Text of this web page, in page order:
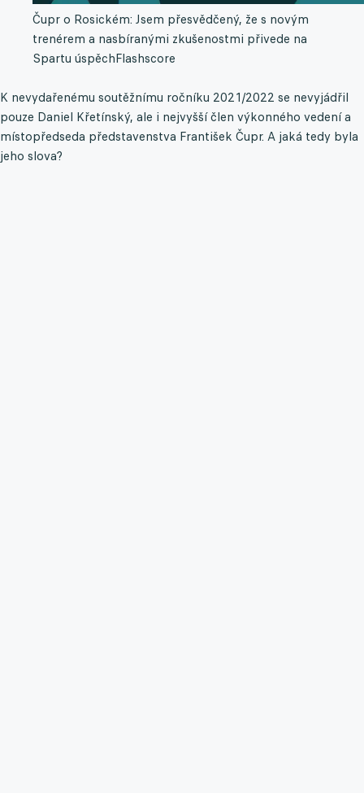
Čupr o Rosickém: Jsem přesvědčený, že s novým
trenérem a nasbíranými zkušenostmi přivede na
Spartu úspěchFlashscore
K nevydařenému soutěžnímu ročníku 2021/2022 se nevyjádřil
pouze Daniel Křetínský, ale i nejvyšší člen výkonného vedení a
místopředseda představenstva František Čupr. A jaká tedy byla
jeho slova?